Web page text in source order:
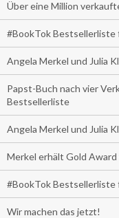
Über eine Million
#BookTok Bestsellerliste
Angela Merkel und Julia
Papst-Buch nach vier
Bestsellerliste
Angela Merkel und Julia
Merkel erhält Gold
#BookTok Bestsellerliste
Wir machen das jetzt!